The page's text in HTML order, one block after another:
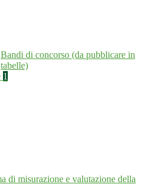
Bandi di concorso (da pubblicare in
tabelle)
1
di misurazione e valutazione della